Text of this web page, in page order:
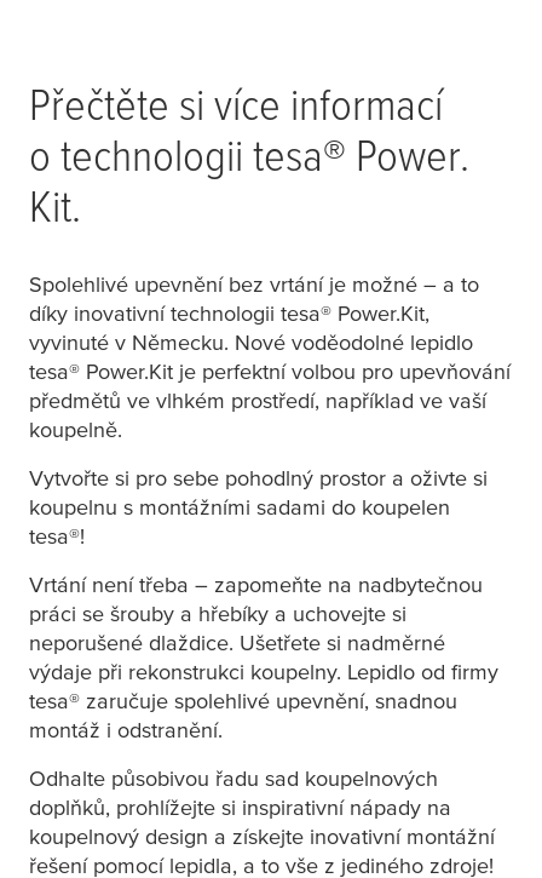
Graphite Držák na
ručník
dvouramenný
Graphite háček na
ručník
Graphite Háček na
oděvy
Graphite Sprchový
košík
tesa® MOON
Graphite Souprava
WC štětky s
tesa
® Moon Háček
na oděvy
tesa ® Moon Háček
na ručník
tesa ® Moon
Kruhový držák na
Přečtěte si více informací
o technologii tesa® Power.
Kit.
Spolehlivé upevnění bez vrtání je možné – a to
díky inovativní technologii tesa® Power.Kit,
vyvinuté v Německu. Nové voděodolné lepidlo
tesa® Power.Kit je perfektní volbou pro upevňování
předmětů ve vlhkém prostředí, například ve vaší
koupelně.
Vytvořte si pro sebe pohodlný prostor a oživte si
koupelnu s montážními sadami do koupelen
tesa®!
Vrtání není třeba – zapomeňte na nadbytečnou
práci se šrouby a hřebíky a uchovejte si
neporušené dlaždice. Ušetřete si nadměrné
výdaje při rekonstrukci koupelny. Lepidlo od firmy
tesa® zaručuje spolehlivé upevnění, snadnou
montáž i odstranění.
Odhalte působivou řadu sad koupelnových
doplňků, prohlížejte si inspirativní nápady na
koupelnový design a získejte inovativní montážní
řešení pomocí lepidla, a to vše z jediného zdroje!